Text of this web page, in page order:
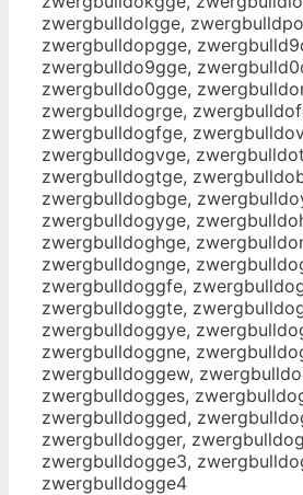
zwergbulldolgge,
zwergbulldopgge,
zwergbulldo9gge,
zwergbulldo0gge,
zwergbulldogrge,
zwergbulldogfge,
zwergbulldogvge,
zwergbulldogtge,
zwergbulldogbge,
zwergbulldogyge,
zwergbulldoghge,
zwergbulldognge,
zwergbulldoggfe,
zwergbulldoggte,
zwergbulldoggye,
zwergbulldoggne,
zwergbulldoggew,
zwergbulldogges,
zwergbulldogged,
zwergbulldogger,
zwergbulldogge3,
zwergbulldogge4